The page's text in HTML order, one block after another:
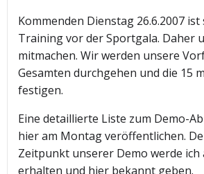
Kommenden Dienstag 26.6.2007
Training vor der Sportgala. Daher
mitmachen. Wir werden unsere
Gesamten durchgehen und die 15
festigen.
Eine detaillierte Liste zum Demo-
hier am Montag veröffentlichen.
Zeitpunkt unserer Demo werde
erhalten und hier bekannt geben.